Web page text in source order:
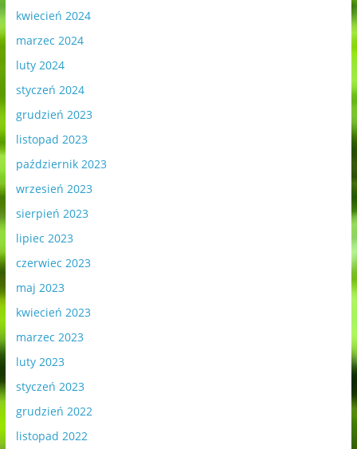
kwiecień 2024
marzec 2024
luty 2024
styczeń 2024
grudzień 2023
listopad 2023
październik 2023
wrzesień 2023
sierpień 2023
lipiec 2023
czerwiec 2023
maj 2023
kwiecień 2023
marzec 2023
luty 2023
styczeń 2023
grudzień 2022
listopad 2022